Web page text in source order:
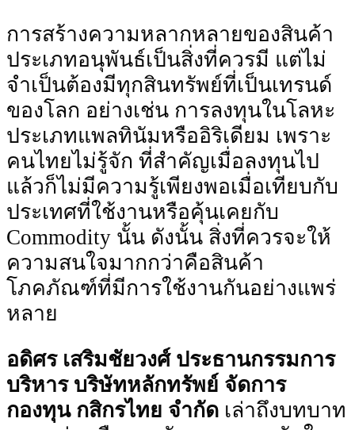
การสร้างความหลากหลายของสินค้า
ประเภทอนุพันธ์เป็นสิ่งที่ควรมี แต่ไม่
จําเป็นต้องมีทุกสินทรัพย์ที่เป็นเทรนด์
ของโลก อย่างเช่น การลงทุนในโลหะ
ประเภทแพลทินัมหรืออิริเดียม เพราะ
คนไทยไม่รู้จัก ที่สําคัญเมื่อลงทุนไป
แล้วก็ไม่มีความรู้เพียงพอเมื่อเทียบกับ
ประเทศที่ใช้งานหรือคุ้นเคยกับ
Commodity นั้น ดังนั้น สิ่งที่ควรจะให้
ความสนใจมากกว่าคือสินค้า
โภคภัณฑ์ที่มีการใช้งานกันอย่างแพร่
หลาย
อดิศร เสริมชัยวงศ์ ประธานกรรมการ
บริหาร บริษัทหลักทรัพย์ จัดการ
กองทุน กสิกรไทย จํากัด เล่าถึงบทบาท